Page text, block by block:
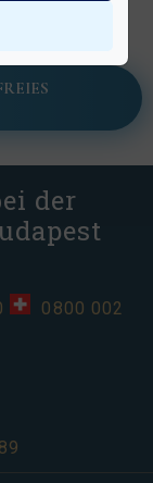
der
0800 002